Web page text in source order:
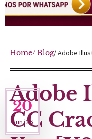
Home/ Blog/ Adobe
20
Jun '26
Adobe
CC